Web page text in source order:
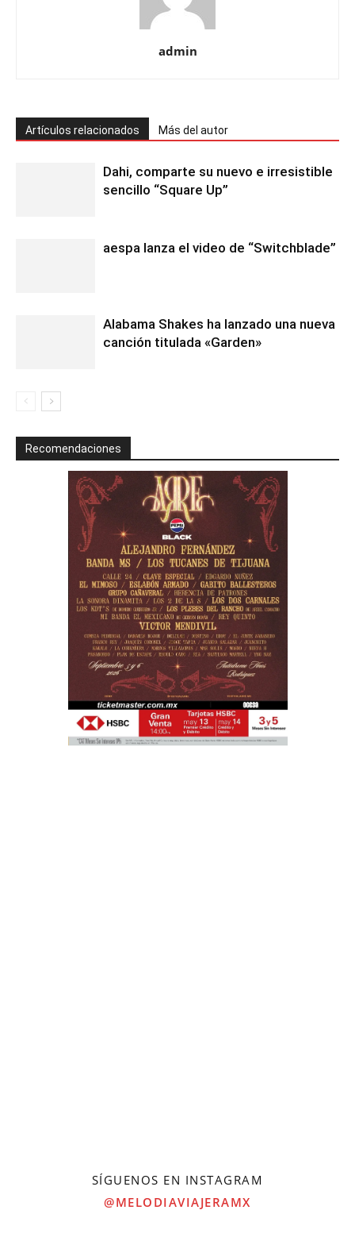
admin
Artículos relacionados Más del autor
Dahi, comparte su nuevo e irresistible
sencillo “Square Up”
aespa lanza el video de “Switchblade”
Alabama Shakes ha lanzado una nueva
canción titulada «Garden»
Recomendaciones
SÍGUENOS EN INSTAGRAM
@MELODIAVIAJERAMX